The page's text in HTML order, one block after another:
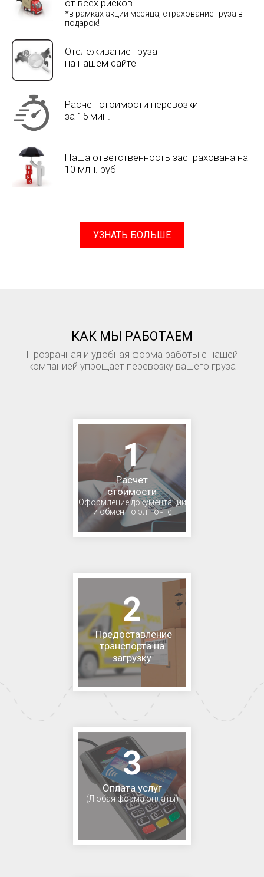
от всех рисков
*в рамках акции месяца, страхование груза в
подарок!
Отслеживание груза
на нашем сайте
Расчет стоимости перевозки
за 15 мин.
Наша ответственность застрахована на
10 млн. руб
УЗНАТЬ БОЛЬШЕ
КАК МЫ РАБОТАЕМ
Прозрачная и удобная форма работы с нашей
компанией упрощает перевозку вашего груза
1
Расчет
стоимости
Оформление документации
и обмен по эл.почте
2
Предоставление
транспорта на
загрузку
3
Оплата услуг
(Любая форма оплаты)